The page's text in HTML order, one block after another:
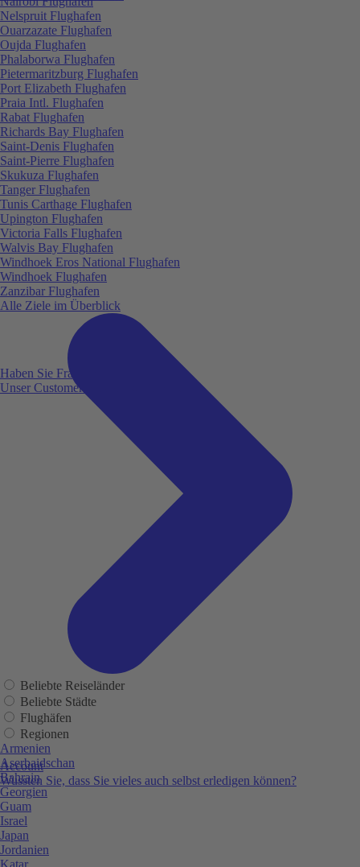
Haben Sie Fragen?
Unser Customer Service ist für Sie da!
Account
Wussten Sie, dass Sie vieles auch selbst erledigen können?
Nelspruit Flughafen
Ouarzazate Flughafen
Oujda Flughafen
Phalaborwa Flughafen
Pietermaritzburg Flughafen
Port Elizabeth Flughafen
Praia Intl. Flughafen
Rabat Flughafen
Richards Bay Flughafen
Saint-Denis Flughafen
Saint-Pierre Flughafen
Skukuza Flughafen
Tanger Flughafen
Tunis Carthage Flughafen
Upington Flughafen
Victoria Falls Flughafen
Walvis Bay Flughafen
Windhoek Eros National Flughafen
Windhoek Flughafen
Zanzibar Flughafen
Alle Ziele im Überblick
Beliebte Reiseländer
Beliebte Städte
Flughäfen
Regionen
Armenien
Aserbaidschan
Bahrain
Georgien
Guam
Israel
Japan
Jordanien
Katar